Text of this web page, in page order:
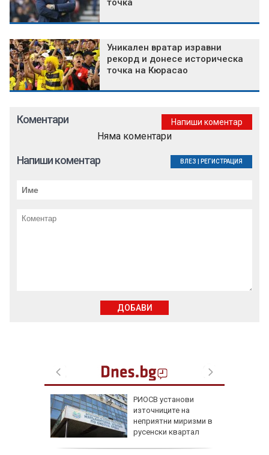
точка
Уникален вратар изравни
рекорд и донесе историческа
точка на Кюрасао
РИОСВ установи
източниците на
неприятни миризми в
русенски квартал
Коментари Напиши коментар
Няма коментари
Напиши коментар ВЛЕЗ РЕГИСТРАЦИЯ
ДОБАВИ